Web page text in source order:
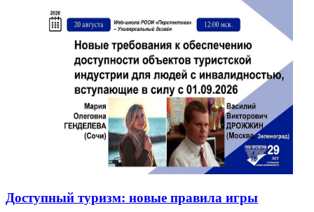
Доступный туризм: новые правила игры